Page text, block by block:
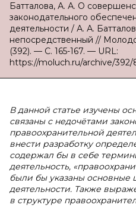
Батталова, А. А. О
законодательного
деятельности / А. А.
непосредственный //
(392). — С. 165-167. — URL:
https://moluch.ru/archive/392/
Вданной статье изучены
связаны с недочётами
правоохранительной
внести разработку
содержал бы в себе
деятельность,
были бы указаны основные
деятельности. Также
в структуре